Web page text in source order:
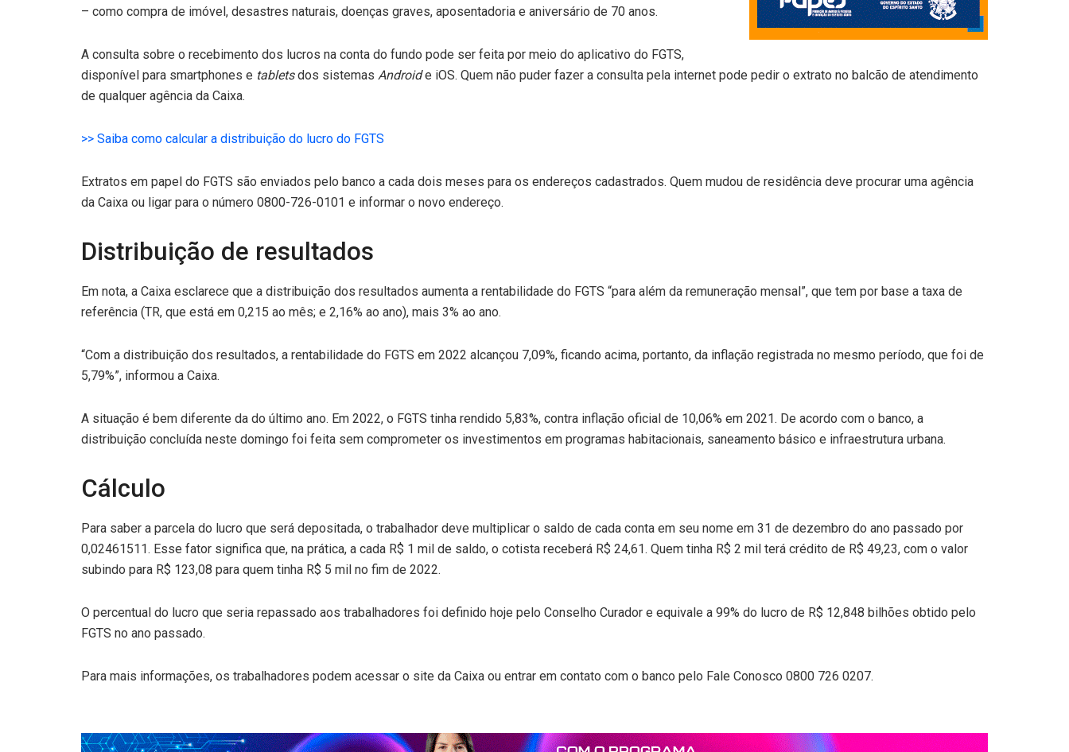
– como compra de imóvel, desastres naturais, doenças graves, aposentadoria e aniversário de 70 anos.
A consulta sobre o recebimento dos lucros na conta do fundo pode ser feita por meio do aplicativo do FGTS,
disponível para smartphones e tabletsdos sistemas Androide iOS. Quem não puder fazer a consulta pela internet pode pedir o extrato no balcão de atendimento
de qualquer agência da Caixa.
>> Saiba como calcular a distribuição do lucro do FGTS
Extratos em papel do FGTS são enviados pelo banco a cada dois meses para os endereços cadastrados. Quem mudou de residência deve procurar uma agência
da Caixa ou ligar para o número 0800-726-0101 e informar o novo endereço.
Distribuição de resultados
Em nota, a Caixa esclarece que a distribuição dos resultados aumenta a rentabilidade do FGTS “para além da remuneração mensal”, que tem por base a taxa de
referência (TR, que está em 0,215 ao mês; e 2,16% ao ano), mais 3% ao ano.
“Com a distribuição dos resultados, a rentabilidade do FGTS em 2022 alcançou 7,09%, ficando acima, portanto, da inflação registrada no mesmo período, que foi de
5,79%”, informou a Caixa.
A situação é bem diferente da do último ano. Em 2022, o FGTS tinha rendido 5,83%, contra inflação oficial de 10,06% em 2021. De acordo com o banco, a
distribuição concluída neste domingo foi feita sem comprometer os investimentos em programas habitacionais, saneamento básico e infraestrutura urbana.
Cálculo
Para saber a parcela do lucro que será depositada, o trabalhador deve multiplicar o saldo de cada conta em seu nome em 31 de dezembro do ano passado por
0,02461511. Esse fator significa que, na prática, a cada R$ 1 mil de saldo, o cotista receberá R$ 24,61. Quem tinha R$ 2 mil terá crédito de R$ 49,23, com o valor
subindo para R$ 123,08 para quem tinha R$ 5 mil no fim de 2022.
O percentual do lucro que seria repassado aos trabalhadores foi definido hoje pelo Conselho Curador e equivale a 99% do lucro de R$ 12,848 bilhões obtido pelo
FGTS no ano passado.
Para mais informações, os trabalhadores podem acessar o site da Caixa ou entrar em contato com o banco pelo Fale Conosco 0800 726 0207.